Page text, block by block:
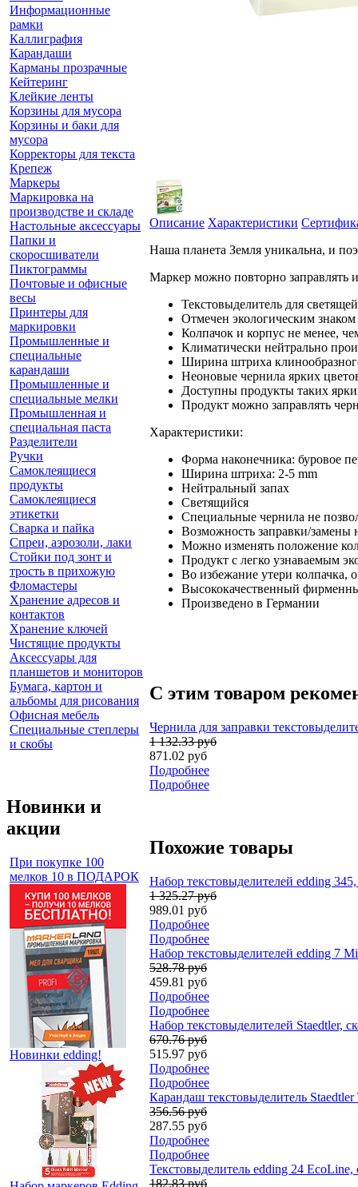
Информационные
рамки
Каллиграфия
Карандаши
Карманы прозрачные
Кейтеринг
Клейкие ленты
Корзины для мусора
Корзины и баки для
мусора
Корректоры для текста
Крепеж
Маркеры
Маркировка на
производстве и складе
Настольные аксессуары
Папки и
скоросшиватели
Пиктограммы
Почтовые и офисные
весы
Принтеры для
маркировки
Промышленные и
специальные
карандаши
Промышленные и
специальные мелки
Промышленная и
специальная паста
Разделители
Ручки
Самоклеящиеся
продукты
Самоклеящиеся
этикетки
Сварка и пайка
Спреи, аэрозоли, лаки
Стойки под зонт и
трость в прихожую
Фломастеры
Хранение адресов и
контактов
Хранение ключей
Чистящие продукты
Аксессуары для
планшетов и мониторов
Бумага, картон и
альбомы для рисования
Офисная мебель
Специальные степлеры
и скобы
Новинки и
акции
При покупке 100
мелков 10 в ПОДАРОК
Новинки edding!
Описание Характеристики
Наша планета Земля уникальна, и
Маркер можно повторно заправлять
Текстовыделитель для
Отмечен экологическим
Колпачок и корпус не менее,
Климатически нейтрально
Ширина штриха
Неоновые чернила ярких
Доступны продукты таких
Продукт можно заправлять
Характеристики:
Форма наконечника: буровое
Ширина штриха: 2-5 mm
Нейтральный запах
Светящийся
Специальные чернила не
Возможность заправки/замены
Можно изменять положение
Продукт с легко узнаваемым
Во избежание утери колпачка,
Высококачественный
Произведено в Германии
С этим товаром
Чернила для заправки
1 132.33 руб
871.02 руб
Подробнее
Подробнее
Похожие товары
Набор текстовыделителей edding
1 325.27 руб
989.01 руб
Подробнее
Подробнее
Набор текстовыделителей edding 7
528.78 руб
459.81 руб
Подробнее
Подробнее
Набор текстовыделителей Staedtler,
670.76 руб
515.97 руб
Подробнее
Подробнее
Карандаш текстовыделитель
356.56 руб
287.55 руб
Подробнее
Подробнее
Текстовыделитель edding 24
182.83 руб